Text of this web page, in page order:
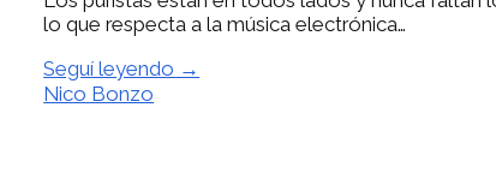
lo que respecta a la música electrónica…
Seguí leyendo →
Nico Bonzo